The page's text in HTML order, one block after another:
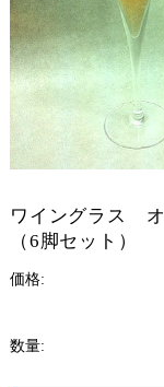
ワイングラス
（6脚セット）
価格:
数量: